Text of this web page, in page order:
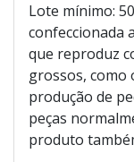
Lote mínimo:
confeccionada
que reproduz
grossos, como
produção de
peças
produto